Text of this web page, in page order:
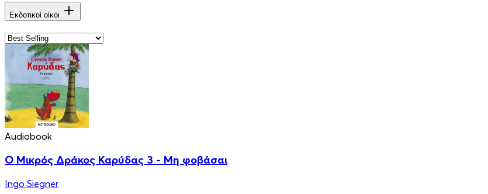
Εκδοτικοί οίκοι
Audiobook
Ο Μικρός Δράκος Καρύδας 3 - Μη φοβάσαι
Ingo Siegner